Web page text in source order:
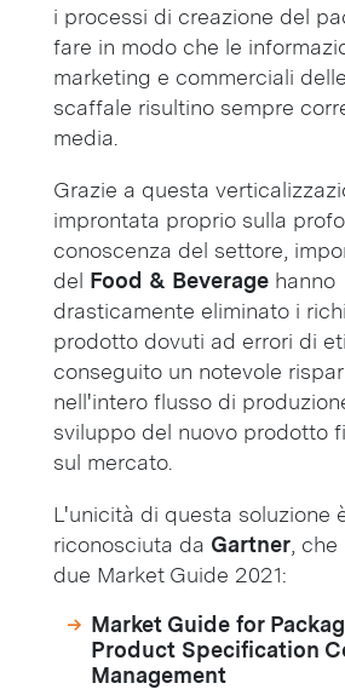
i processi di creazione del
fare in modo che le
marketing e commerciali
scaffale risultino sempre
media.
Grazie a questa
improntata proprio sulla
conoscenza del settore,
del Food & Beverage hanno
drasticamente eliminato i
prodotto dovuti ad errori di
conseguito un notevole
nell'intero flusso di
sviluppo del nuovo prodotto
sul mercato.
L'unicità di questa soluzione
riconosciuta da Gartner ,
due Market Guide 2021:
Market Guide for
Product Specification
Management